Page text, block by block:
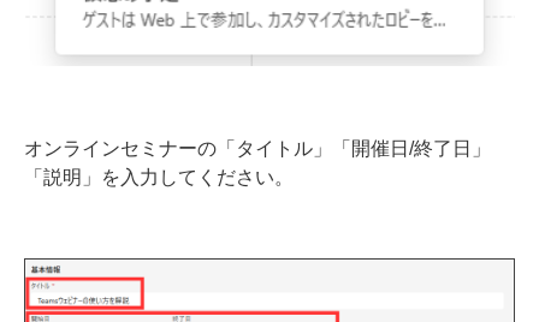
オンラインセミナーの「タイトル」「開催日/終了日」
「説明」を入力してください。